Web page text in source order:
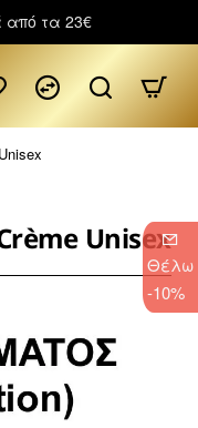
Θέλω
-10%
τα 23€
Unisex